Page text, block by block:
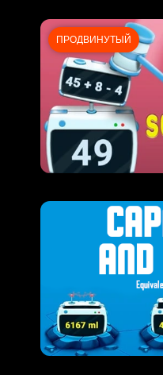
ПРОДВИНУТЫЙ